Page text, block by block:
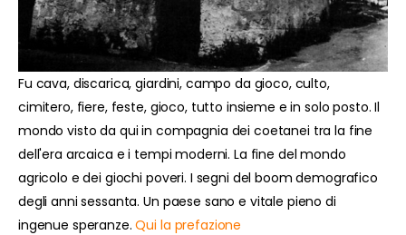
Fu cava, discarica, giardini, campo da gioco, culto,
cimitero, fiere, feste, gioco, tutto insieme e in solo posto. Il
mondo visto da qui in compagnia dei coetanei tra la fine
dell'era arcaica e i tempi moderni. La fine del mondo
agricolo e dei giochi poveri. I segni del boom demografico
degli anni sessanta. Un paese sano e vitale pieno di
ingenue speranze.Qui la prefazione